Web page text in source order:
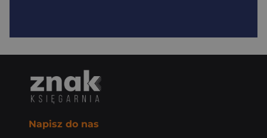
Napisz do nas